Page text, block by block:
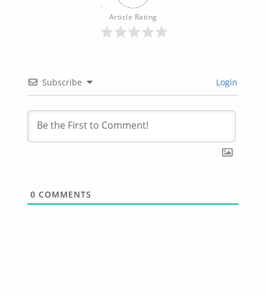
Article Rating
Subscribe Login
0 COMMENTS